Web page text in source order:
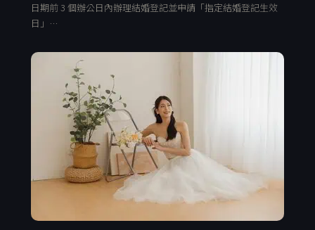
日期前 3 個辦公日內辦理結婚登記並申請「指定結婚登記生效
日」…